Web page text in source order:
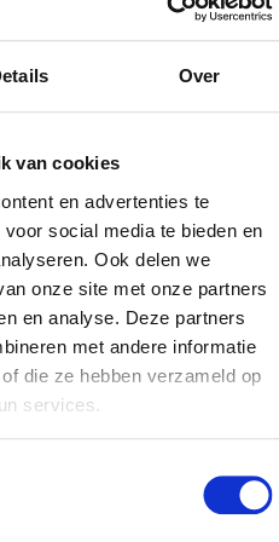
Over
van cookies
en advertenties te
social media te bieden en
Ook delen we
onze site met onze partners
en analyse. Deze partners
met andere informatie
die ze hebben verzameld op
services.
recepten